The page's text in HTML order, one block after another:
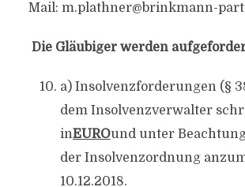
Mail: m.plathner@brinkmann-
Die Gläubiger werden
a) Insolvenzforderungen (§
dem Insolvenzverwalter
inEUROund unter Beachtung
der Insolvenzordnung
10.12.2018.